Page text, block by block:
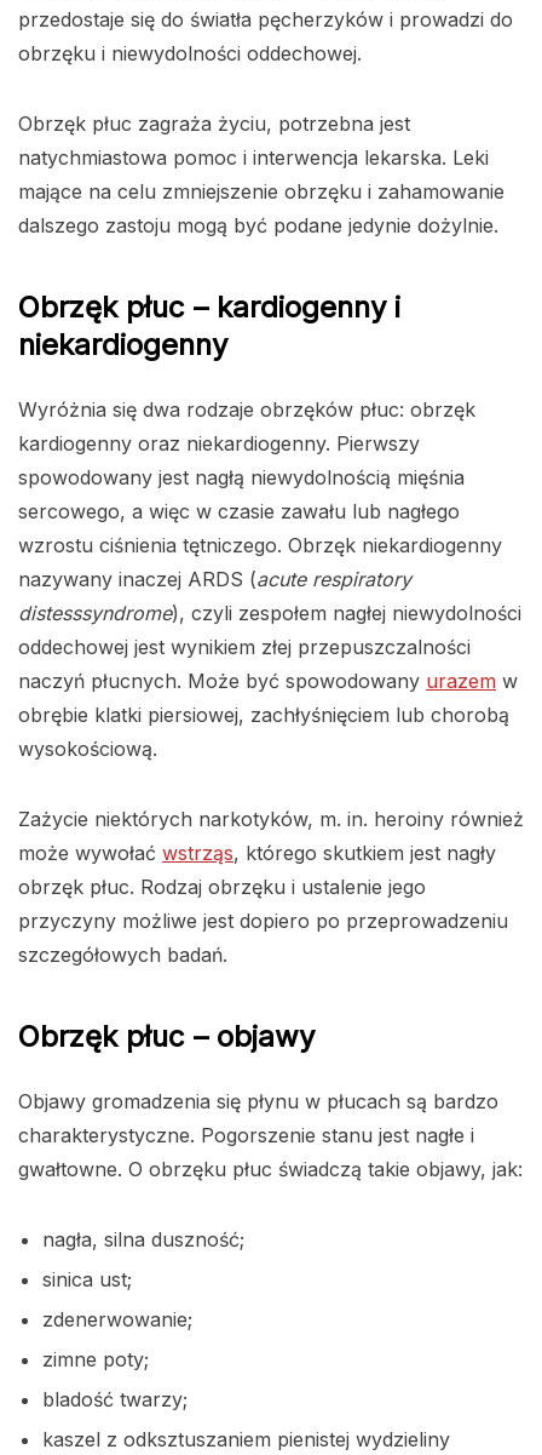
przedostaje się do światła pęcherzyków i prowadzi do
obrzęku i niewydolności oddechowej.
Obrzęk płuc zagraża życiu, potrzebna jest
natychmiastowa pomoc i interwencja lekarska. Leki
mające na celu zmniejszenie obrzęku i zahamowanie
dalszego zastoju mogą być podane jedynie dożylnie.
Obrzęk płuc – kardiogenny i
niekardiogenny
Wyróżnia się dwa rodzaje obrzęków płuc: obrzęk
kardiogenny oraz niekardiogenny. Pierwszy
spowodowany jest nagłą niewydolnością mięśnia
sercowego, a więc w czasie zawału lub nagłego
wzrostu ciśnienia tętniczego. Obrzęk niekardiogenny
nazywany inaczej ARDS (acute respiratory
distesssyndrome), czyli zespołem nagłej niewydolności
oddechowej jest wynikiem złej przepuszczalności
naczyń płucnych. Może być spowodowany urazem w
obrębie klatki piersiowej, zachłyśnięciem lub chorobą
wysokościową.
Zażycie niektórych narkotyków, m. in. heroiny również
może wywołać wstrząs, którego skutkiem jest nagły
obrzęk płuc. Rodzaj obrzęku i ustalenie jego
przyczyny możliwe jest dopiero po przeprowadzeniu
szczegółowych badań.
Obrzęk płuc – objawy
Objawy gromadzenia się płynu w płucach są bardzo
charakterystyczne. Pogorszenie stanu jest nagłe i
gwałtowne. O obrzęku płuc świadczą takie objawy, jak:
nagła, silna duszność;
sinica ust;
zdenerwowanie;
zimne poty;
bladość twarzy;
kaszel z odksztuszaniem pienistej wydzieliny